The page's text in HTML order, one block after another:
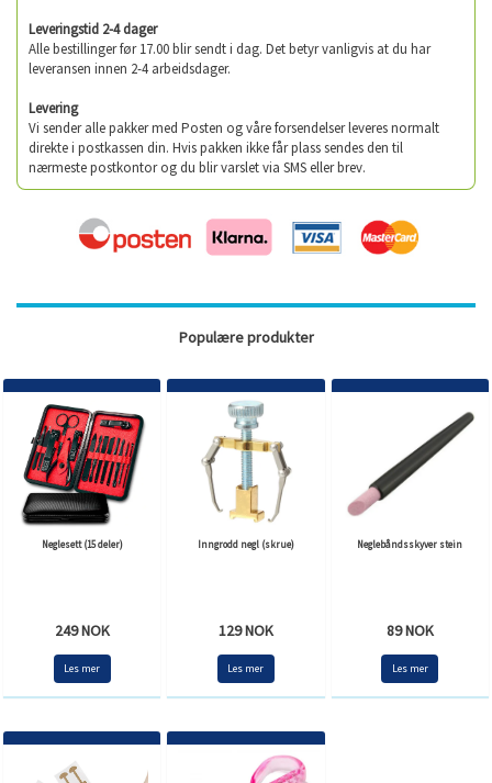
Leveringstid 2-4 dager
Alle bestillinger før 17.00 blir sendt i dag. Det betyr vanligvis at du har
leveransen innen 2-4 arbeidsdager.
Levering
Vi sender alle pakker med Posten og våre forsendelser leveres normalt
direkte i postkassen din. Hvis pakken ikke får plass sendes den til
nærmeste postkontor og du blir varslet via SMS eller brev.
Populære produkter
Neglesett (15 deler)
249 NOK
Les mer
Inngrodd negl (skrue)
129 NOK
Les mer
Neglebåndsskyver stein
89 NOK
Les mer